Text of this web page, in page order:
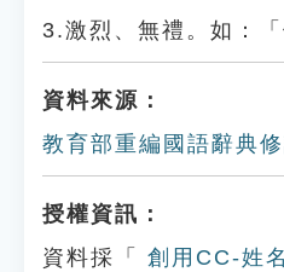
3.激烈、無禮。如：「
資料來源：
教育部重編國語辭典
授權資訊：
資料採「
創用CC-姓